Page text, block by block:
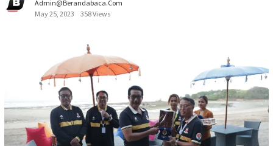
Admin@berandabaca.com
May 25, 2023
358 Views